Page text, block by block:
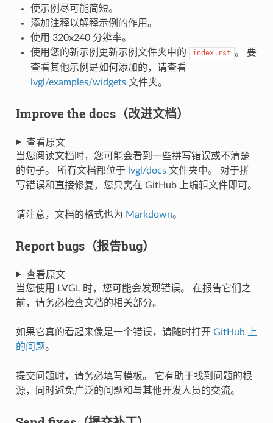
使示例尽可能简短。
添加注释以解释示例的作用。
使用 320x240 分辨率。
使用您的新示例更新示例文件夹中的
index.rst 。 要
查看其他示例是如何添加的，请查看
lvgl/examples/widgets文件夹。
Improve the docs（改进文档）
查看原文
当您阅读文档时，您可能会看到一些拼写错误或不清楚
的句子。 所有文档都位于 lvgl/docs文件夹中。 对于拼
写错误和直接修复，您只需在 GitHub 上编辑文件即可。
请注意，文档的格式也为 Markdown。
Report bugs（报告bug）
查看原文
当您使用 LVGL 时，您可能会发现错误。 在报告它们之
前，请务必检查文档的相关部分。
如果它真的看起来像是一个错误，请随时打开 GitHub 上
的问题。
提交问题时，请务必填写模板。 它有助于找到问题的根
源，同时避免广泛的问题和与其他开发人员的交流。